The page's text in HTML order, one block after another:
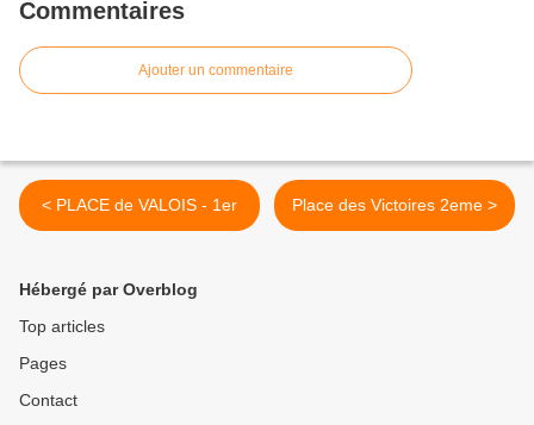
Commentaires
Ajouter un commentaire
< PLACE de VALOIS - 1er Place des Victoires 2eme >
Hébergé par Overblog
Top articles
Pages
Contact